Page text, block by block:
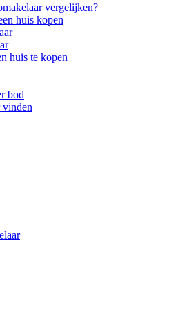
vergelijken?
huis kopen
huis te kopen
bod
vinden